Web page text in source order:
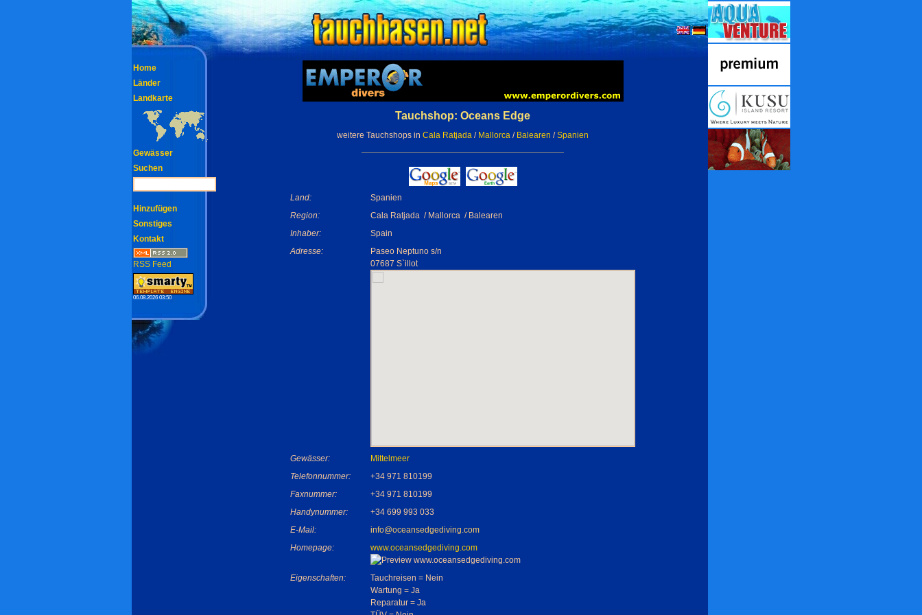
Tauchshop: Oceans Edge
weitere Tauchshops in Cala Ratjada / Mallorca / Balearen /Spanien
Land:
Spanien
Region:
Cala Ratjada / Mallorca / Balearen
Inhaber:
Spain
Adresse:
Paseo Neptuno s/n
07687 S`illot
Gewässer:
Mittelmeer
Telefonnummer:
+34 971 810199
Faxnummer:
+34 971 810199
Handynummer:
+34 699 993 033
E-Mail:
info@oceansedgediving.com
Homepage:
www.oceansedgediving.com
Eigenschaften:
Tauchreisen = Nein
Wartung = Ja
Reparatur = Ja
Home
Länder
Landkarte
Gewässer
Suchen
Hinzufügen
Sonstiges
Kontakt
RSS Feed
06.08.2026 03:50